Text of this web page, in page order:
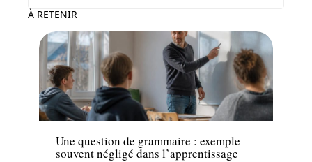
À RETENIR
Enfant
Une question de grammaire : exemple
souvent négligé dans l’apprentissage